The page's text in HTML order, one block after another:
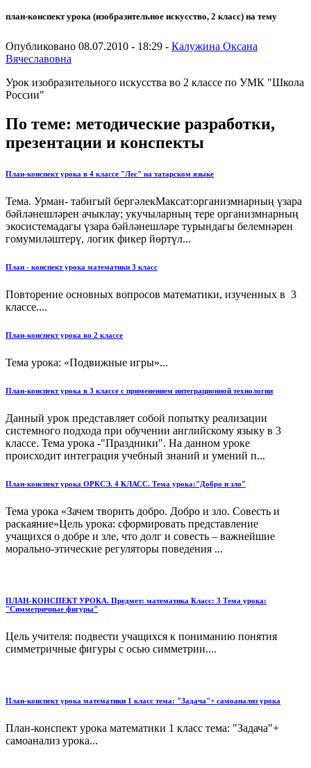
план-конспект урока (изобразительное искусство, 2 класс) на тему
Опубликовано 08.07.2010 - 18:29 - Калужина Оксана
Вячеславовна
Урок изобразительного искусства во 2 классе по УМК "Школа
России"
По теме: методические разработки,
презентации и конспекты
План-конспект урока в 4 классе "Лес" на татарском языке
Тема. Урман- табигый бергәлекМаксат:организмнарның үзара
бәйләнешләрен ачыклау; укучыларның тере организмнарның
экосистемадагы үзара бәйләнешләре турындагы белемнәрен
гомумиләштерү, логик фикер йөртүл...
План - конспект урока математики 3 класс
Повторение основных вопросов математики, изученных в 3
классе....
План-конспект урока во 2 классе
Тема урока: «Подвижные игры»...
План-конспект урока в 3 классе с применением интеграционной технологии
Данный урок представляет собой попытку реализации
системного подхода при обучении английскому языку в 3
классе. Тема урока -"Праздники". На данном уроке
происходит интеграция учебный знаний и умений п...
План-конспект урока ОРКСЭ. 4 КЛАСС. Тема урока:"Добро и зло"
Тема урока «Зачем творить добро. Добро и зло. Совесть и
раскаяние»Цель урока: сформировать представление
учащихся о добре и зле, что долг и совесть – важнейшие
морально-этические регуляторы поведения ...
ПЛАН-КОНСПЕКТ УРОКА. Предмет: математика Класс: 3 Тема урока:
"Симметричные фигуры"
Цель учителя: подвести учащихся к пониманию понятия
симметричные фигуры с осью симметрии....
План-конспект урока математики 1 класс тема: "Задача"+ самоанализ урока
План-конспект урока математики 1 класс тема: "Задача"+
самоанализ урока...